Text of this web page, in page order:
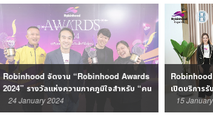
Robinhood จัดงาน “Robinhood Awards
2024” รางวัลแห่งความภาคภูมิใจสำหรับ “คน
ตัวเล็ก”
24 January 2024
Robinhood
เปิดบริการรั
แพทย์
15 January